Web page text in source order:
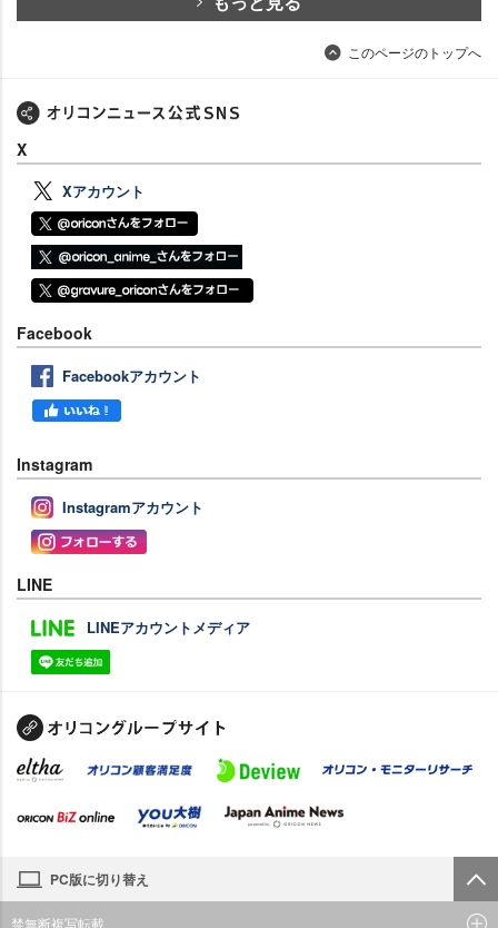
このページのトップへ
X
Xアカウント
Facebook
Facebookアカウント
Instagram
Instagramアカウント
LINE
LINEアカウントメディア
PC版に切り替え
禁無断複写転載